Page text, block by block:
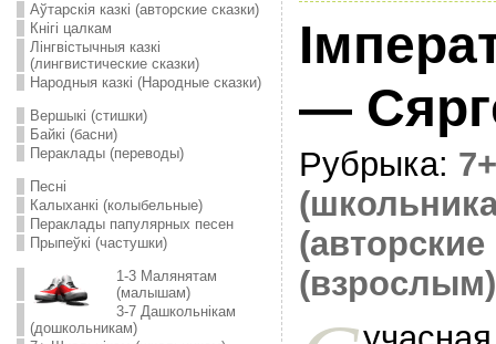
Аўтарскія казкі (авторские сказки)
Кнігі цалкам
Лінгвістычныя казкі
(лингвистические сказки)
Народныя казкі (Народные сказки)
Вершыкі (стишки)
Байкі (басни)
Пераклады (переводы)
Песні
Калыханкі (колыбельные)
Пераклады папулярных песен
Прыпеўкі (частушки)
1-3 Малянятам
(малышам)
3-7 Дашкольнікам
(дошкольникам)
—
Рубрыка:
(авторские
(взрослым)